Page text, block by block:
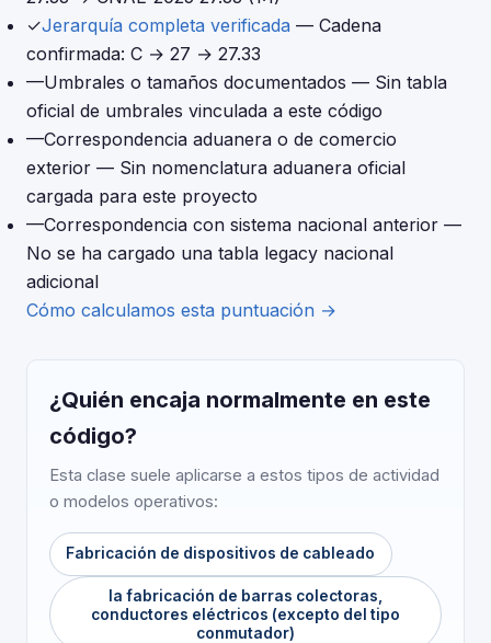
✓Jerarquía completa verificada — Cadena
confirmada: C → 27 → 27.33
—Umbrales o tamaños documentados — Sin tabla
oficial de umbrales vinculada a este código
—Correspondencia aduanera o de comercio
exterior — Sin nomenclatura aduanera oficial
cargada para este proyecto
—Correspondencia con sistema nacional anterior —
No se ha cargado una tabla legacy nacional
adicional
Cómo calculamos esta puntuación →
¿Quién encaja normalmente en este
código?
Esta clase suele aplicarse a estos tipos de actividad
o modelos operativos:
Fabricación de dispositivos de cableado
la fabricación de barras colectoras,
conductores eléctricos (excepto del tipo
conmutador)